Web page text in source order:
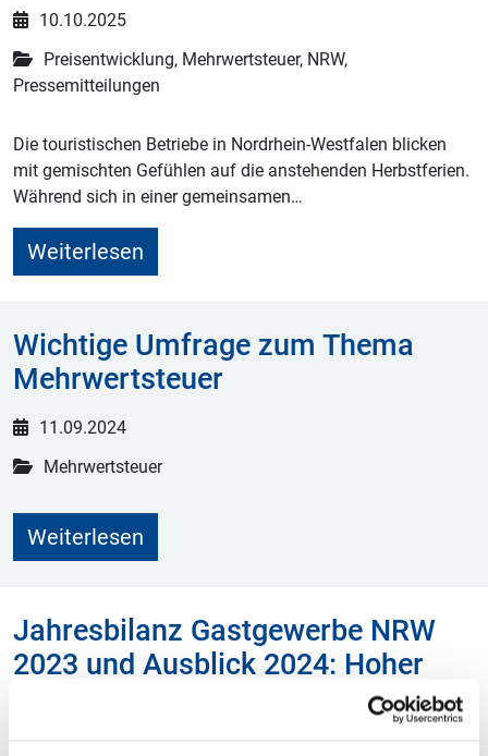
10.10.2025
Preisentwicklung, Mehrwertsteuer, NRW,
Pressemitteilungen
Die touristischen Betriebe in Nordrhein-Westfalen blicken
mit gemischten Gefühlen auf die anstehenden Herbstferien.
Während sich in einer gemeinsamen…
Weiterlesen
Wichtige Umfrage zum Thema
Mehrwertsteuer
11.09.2024
Mehrwertsteuer
Weiterlesen
Jahresbilanz Gastgewerbe NRW
2023 und Ausblick 2024: Hoher
Kostendruck, hohe Umsatzverluste